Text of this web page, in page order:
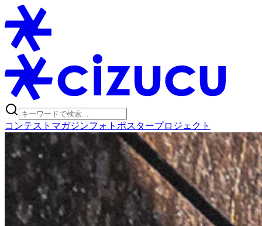
コンテスト マガジンフォトポスタープロジェクト